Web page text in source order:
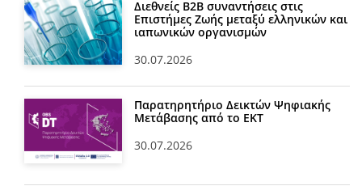
Διεθνείς Β2Β συναντήσεις στις
Επιστήμες Ζωής μεταξύ ελληνικών και
ιαπωνικών οργανισμών
30.07.2026
Παρατηρητήριο Δεικτών Ψηφιακής
Μετάβασης από το ΕΚΤ
30.07.2026